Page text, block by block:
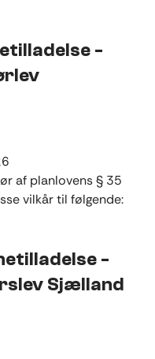
-
af planlovens § 35
vilkår til følgende:
-
Sjælland